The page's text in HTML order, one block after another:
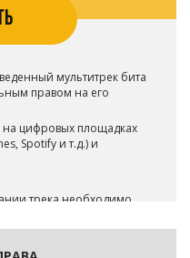
мультитрек бита
правом на его
на цифровых площадках
Spotify и т.д.) и
трека необходимо